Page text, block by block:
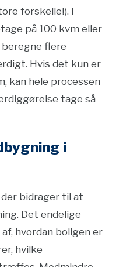
forskelle!). I
på 100 kvm eller
flere
Hvis det kun er
kan hele processen
tage så
i
bidrager til at
Det endelige
hvordan boligen er
hvilke